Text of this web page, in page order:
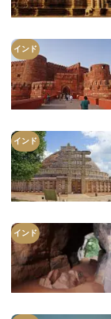
インド
インド
インド